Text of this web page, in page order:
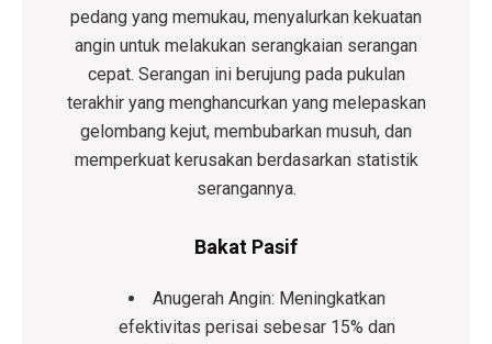
pedang yang memukau, menyalurkan kekuatan
angin untuk melakukan serangkaian serangan
cepat. Serangan ini berujung pada pukulan
terakhir yang menghancurkan yang melepaskan
gelombang kejut, membubarkan musuh, dan
memperkuat kerusakan berdasarkan statistik
serangannya.
Bakat Pasif
Anugerah Angin: Meningkatkan
efektivitas perisai sebesar 15% dan